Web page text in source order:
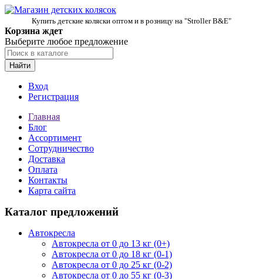
Купить детские коляски оптом и в розницу на "Stroller B&E"
Корзина ждет
Выберите любое предложение
Найти
Вход
Регистрация
Главная
Блог
Ассортимент
Сотрудничество
Доставка
Оплата
Контакты
Карта сайта
Каталог предложений
Автокресла
Автокресла от 0 до 13 кг (0+)
Автокресла от 0 до 18 кг (0-1)
Автокресла от 0 до 25 кг (0-2)
Автокресла от 0 до 55 кг (0-3)